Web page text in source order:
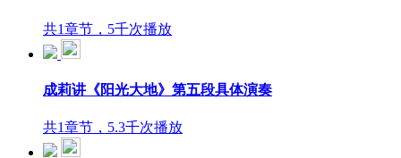
共1章节，5千次播放
成莉讲《阳光大地》第五段具体演奏
共1章节，5.3千次播放